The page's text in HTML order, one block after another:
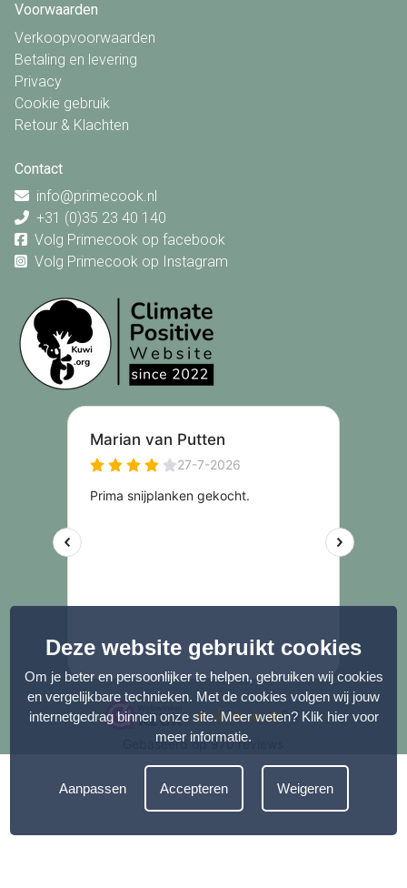
Voorwaarden
Verkoopvoorwaarden
Betaling en levering
Privacy
Cookie gebruik
Retour & Klachten
Contact
info@primecook.nl
+31 (0)35 23 40 140
Volg Primecook op facebook
Volg Primecook op Instagram
Deze website gebruikt cookies
Om je beter en persoonlijker te helpen, gebruiken wij cookies
en vergelijkbare technieken. Met de cookies volgen wij jouw
internetgedrag binnen onze site. Meer weten? Klik hier voor
meer informatie.
Aanpassen Accepteren Weigeren